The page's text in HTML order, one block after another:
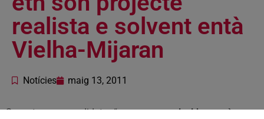
realista e solvent entà
Vielha-Mijaran
Notícies maig 13, 2011
Segontes era candidata, “mos cau un alcalde propèr, que